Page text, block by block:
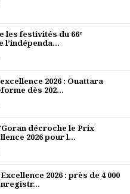
les festivités du 66ᵉ
l’indépenda...
2026 : Ouattara
dès 202...
décroche le Prix
2026 pour l...
2026 : près de 4 000